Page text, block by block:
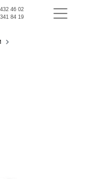
46 02
84 19